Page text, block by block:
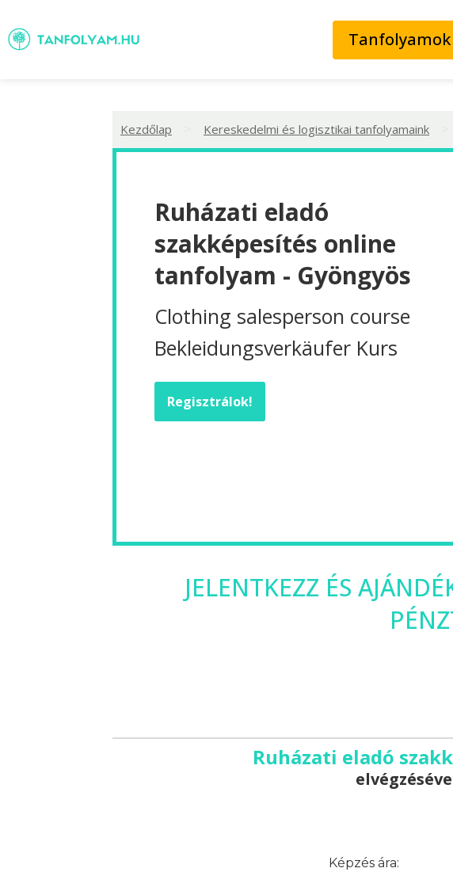
Tanfolyamok
Kezdőlap Kereskedelmi és logisztikai tanfolyamaink
Ruházati eladó
szakképesítés online
tanfolyam - Gyöngyös
Clothing salesperson course
Bekleidungsverkäufer Kurs
Regisztrálok!
JELENTKEZZ ÉS
Ruházati eladó
Képzés ára: